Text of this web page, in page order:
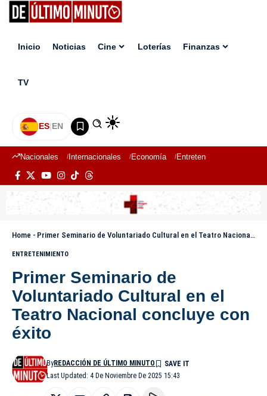
Inicio Noticias Cine Loterías Finanzas
TV
ES|EN
Nacionales Internacionales Economía Entretenimiento
Home - Primer Seminario de Voluntariado Cultural en el Teatro Nacional concluye con éxito
ENTRETENIMIENTO
Primer Seminario de
Voluntariado Cultural en el
Teatro Nacional concluye con
éxito
Last Updated: 4 De Noviembre De 2025 15:43
ByREDACCIÓN DE ÚLTIMO MINUTO